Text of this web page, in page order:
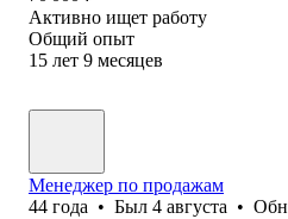
Активно ищет работу
Общий опыт
15 лет 9 месяцев
Менеджер по продажам
44 года • Был 4 августа •